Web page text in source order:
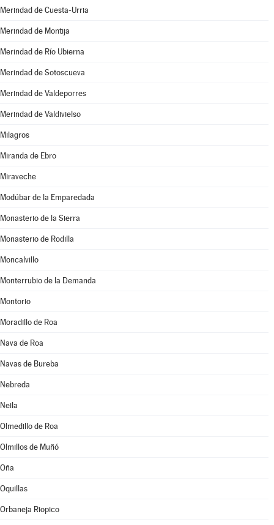
Merindad de Cuesta-Urria
Merindad de Montija
Merindad de Río Ubierna
Merindad de Sotoscueva
Merindad de Valdeporres
Merindad de Valdivielso
Milagros
Miranda de Ebro
Miraveche
Modúbar de la Emparedada
Monasterio de la Sierra
Monasterio de Rodilla
Moncalvillo
Monterrubio de la Demanda
Montorio
Moradillo de Roa
Nava de Roa
Navas de Bureba
Nebreda
Neila
Olmedillo de Roa
Olmillos de Muñó
Oña
Oquillas
Orbaneja Riopico